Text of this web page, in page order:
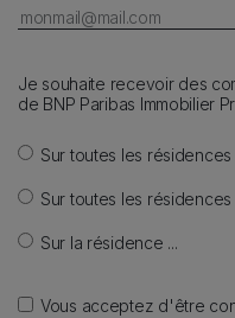
Je souhaite recevoir des
de BNP Paribas Immobilier
Sur toutes les
Sur toutes les résidences
Sur la résidence ...
Vous acceptez d'être